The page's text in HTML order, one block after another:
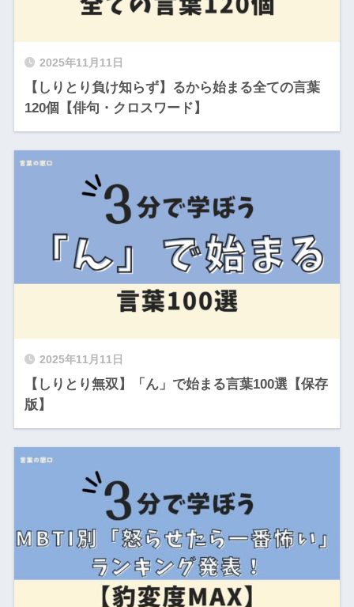
2025年11月11日
【しりとり負け知らず】るから始まる全ての言葉
120個【俳句・クロスワード】
2025年11月11日
【しりとり無双】「ん」で始まる言葉100選【保存
版】